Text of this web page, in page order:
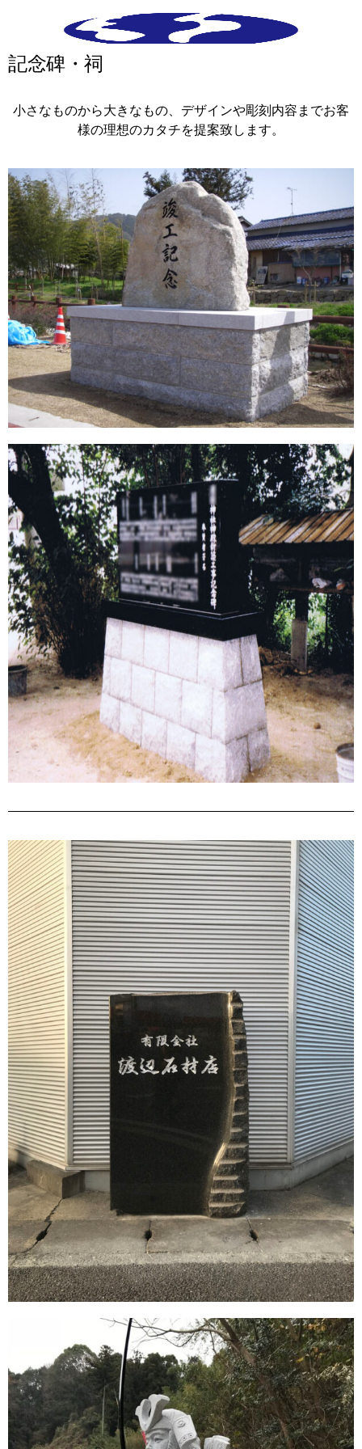
記念碑・祠
小さなものから大きなもの、デザインや彫刻内容までお客
様の理想のカタチを提案致します。